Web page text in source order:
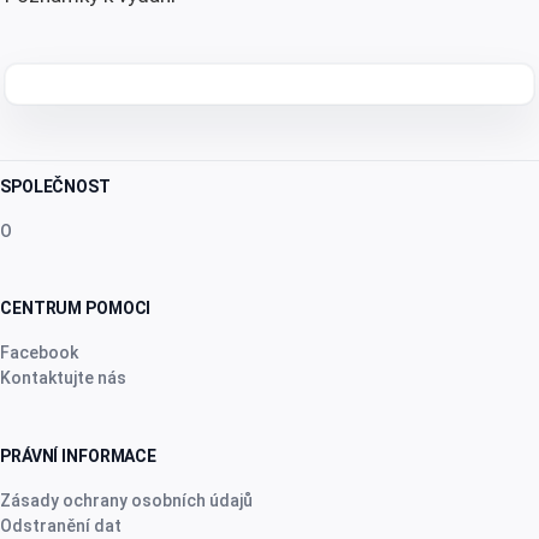
SPOLEČNOST
O
CENTRUM POMOCI
Facebook
Kontaktujte nás
PRÁVNÍ INFORMACE
Zásady ochrany osobních údajů
Odstranění dat